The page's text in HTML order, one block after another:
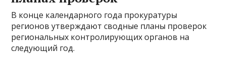
В конце календарного года прокуратуры
регионов утверждают сводные планы проверок
региональных контролирующих органов на
следующий год.